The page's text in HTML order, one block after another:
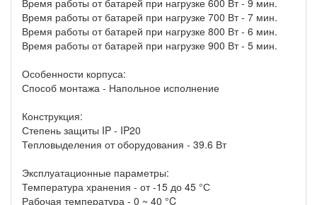
Время работы от батарей при нагрузке 600 Вт - 9 мин.
Время работы от батарей при нагрузке 700 Вт - 7 мин.
Время работы от батарей при нагрузке 800 Вт - 6 мин.
Время работы от батарей при нагрузке 900 Вт - 5 мин.
Особенности корпуса:
Способ монтажа - Напольное исполнение
Конструкция:
Степень защиты IP - IP20
Тепловыделения от оборудования - 39.6 Вт
Эксплуатационные параметры:
Температура хранения - от -15 до 45 °С
Рабочая температура - 0 ~ 40 °C